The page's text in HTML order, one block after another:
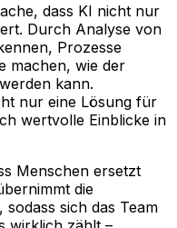
dass KI nicht nur
Durch Analyse von
Prozesse
machen, wie der
kann.
nur eine Lösung für
wertvolle Einblicke in
Menschen ersetzt
die
sich das Team